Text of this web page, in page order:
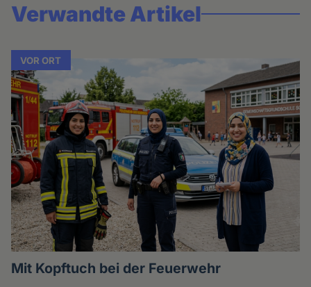
Verwandte Artikel
VOR ORT
Mit Kopftuch bei der Feuerwehr